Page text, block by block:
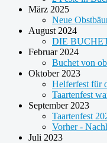
März 2025
Neue
August 2024
DIE
Februar 2024
Buchet von
Oktober 2023
Helferfest für
Taartenfest
September 2023
Taartenfest
Vorher -
Juli 2023